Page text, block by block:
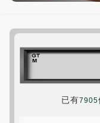
已有7905